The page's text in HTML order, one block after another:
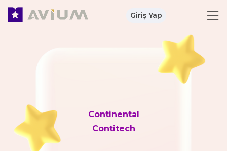
Giriş Yap
Continental
Contitech